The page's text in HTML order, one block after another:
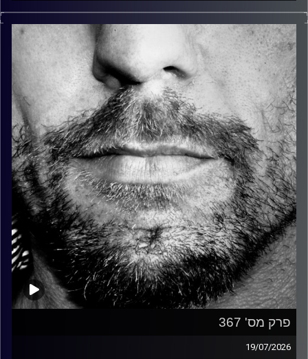
זיפים, מוזיקה מחוספסת של הופעות חיות. הרבה ג'אם, רוק,
בלוז, bluegrass, ג'אז, Fאנק, פרוגרסיב ואפילו אלקטרוניקה.
כל מה שחי, אמיתי ונושם.
עם שמוליק רגב.
קרדיט תמונות: David Goehring
פרק מס' 367
19/07/2026